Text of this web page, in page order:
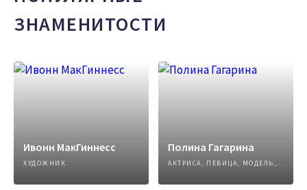
ЗНАМЕНИТОСТИ
Ивонн МакГиннесс
ХУДОЖНИК
Полина Гагарина
АКТРИСА, ПЕВИЦА, МОДЕЛЬ, АВТОР ПЕСЕН